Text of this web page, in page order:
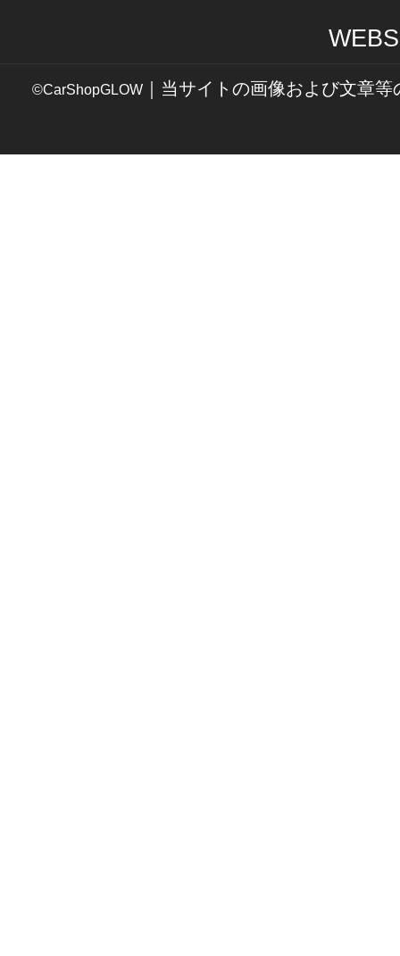
©CarShopGLOW ｜当サイトの画像および文章